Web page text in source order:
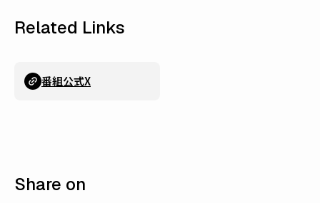
Related Links
番組公式X
Share on